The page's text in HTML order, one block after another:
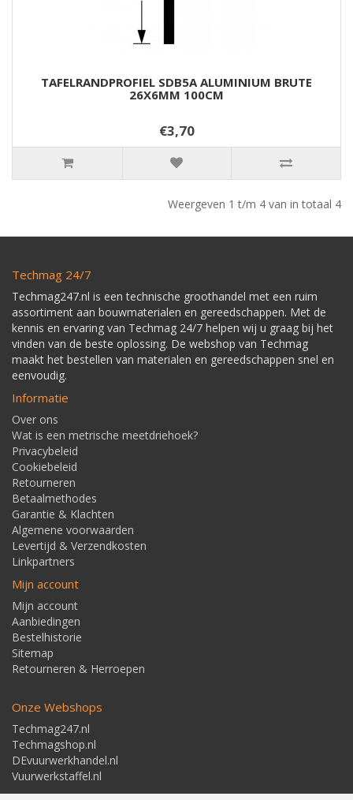
TAFELRANDPROFIEL SDB5A ALUMINIUM BRUTE
26X6MM 100CM
€3,70
Weergeven 1 t/m 4 van in totaal 4
Techmag 24/7
Techmag247.nl is een technische groothandel met een ruim
assortiment aan bouwmaterialen en gereedschappen. Met de
kennis en ervaring van Techmag 24/7 helpen wij u graag bij het
vinden van de beste oplossing. De webshop van Techmag
maakt het bestellen van materialen en gereedschappen snel en
eenvoudig.
Informatie
Over ons
Wat is een metrische meetdriehoek?
Privacybeleid
Cookiebeleid
Retourneren
Betaalmethodes
Garantie & Klachten
Algemene voorwaarden
Levertijd & Verzendkosten
Linkpartners
Mijn account
Mijn account
Aanbiedingen
Bestelhistorie
Sitemap
Retourneren & Herroepen
Onze Webshops
Techmag247.nl
Techmagshop.nl
DEvuurwerkhandel.nl
Vuurwerkstaffel.nl